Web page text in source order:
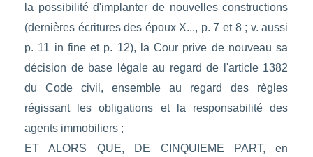
la possibilité d'implanter de nouvelles constructions
(dernières écritures des époux X..., p. 7 et 8 ; v. aussi
p. 11 in fine et p. 12), la Cour prive de nouveau sa
décision de base légale au regard de l'article 1382
du Code civil, ensemble au regard des règles
régissant les obligations et la responsabilité des
agents immobiliers ;
ET ALORS QUE, DE CINQUIEME PART, en